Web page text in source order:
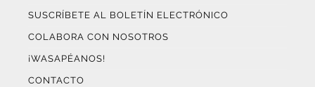
SUSCRÍBETE AL BOLETÍN ELECTRÓNICO
COLABORA CON NOSOTROS
¡WASAPÉANOS!
CONTACTO